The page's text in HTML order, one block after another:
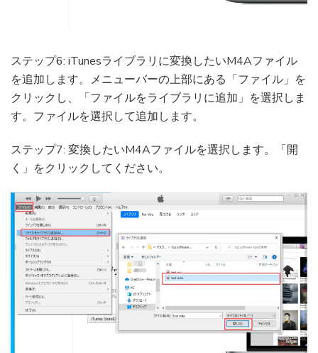
ステップ6: iTunesライブラリに変換したいM4Aファイル
を追加します。メニューバーの上部にある「ファイル」を
クリックし、「ファイルをライブラリに追加」を選択しま
す。ファイルを選択して追加します。
ステップ7: 変換したいM4Aファイルを選択します。「開
く」をクリックしてください。